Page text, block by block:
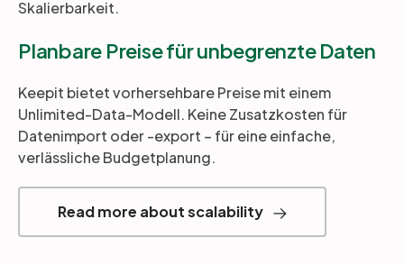
Skalierbarkeit.
Planbare Preise für unbegrenzte Daten
Keepit bietet vorhersehbare Preise mit einem
Unlimited-Data-Modell. Keine Zusatzkosten für
Datenimport oder -export – für eine einfache,
verlässliche Budgetplanung.
Read more about scalability